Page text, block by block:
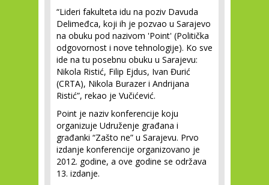
“Lideri fakulteta idu na poziv Davuda
Delimeđca, koji ih je pozvao u Sarajevo
na obuku pod nazivom 'Point' (Politička
odgovornost i nove tehnologije). Ko sve
ide na tu posebnu obuku u Sarajevu:
Nikola Ristić, Filip Ejdus, Ivan Đurić
(CRTA), Nikola Burazer i Andrijana
Ristić”, rekao je Vučićević.
Point je naziv konferencije koju
organizuje Udruženje građana i
građanki “Zašto ne” u Sarajevu. Prvo
izdanje konferencije organizovano je
2012. godine, a ove godine se održava
13. izdanje.